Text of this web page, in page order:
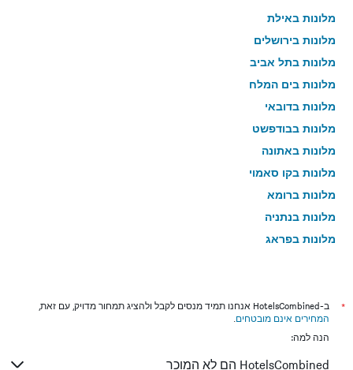
מלונות באילת
מלונות בירושלים
מלונות בתל אביב
מלונות בים המלח
מלונות בדובאי
מלונות בבודפשט
מלונות באתונה
מלונות בקו סאמוי
מלונות ברומא
מלונות בנתניה
מלונות בפראג
מלונות בניו יורק
מלונות בבנגקוק
*
ב-HotelsCombined אנחנו תמיד מנסים לקבל ולהציג תמחור מדויק, עם זאת,
המחירים אינם מובטחים.
הנה למה:
HotelsCombined הם לא המוכר